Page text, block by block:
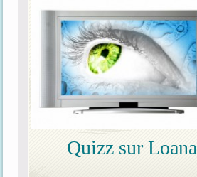
Quizz sur Loana